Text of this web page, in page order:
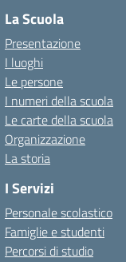
La Scuola
Presentazione
I luoghi
Le persone
I numeri della scuola
Le carte della scuola
Organizzazione
La storia
I Servizi
Personale scolastico
Famiglie e studenti
Percorsi di studio